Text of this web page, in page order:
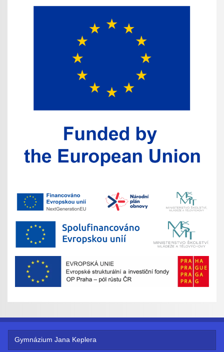
Gymnázium Jana Keplera